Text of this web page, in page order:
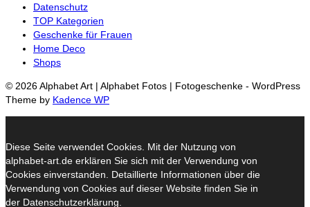
Datenschutz
TOP Kategorien
Geschenke für Frauen
Home Deco
Shops
© 2026 Alphabet Art | Alphabet Fotos | Fotogeschenke - WordPress
Theme by Kadence WP
Diese Seite verwendet Cookies. Mit der Nutzung von
alphabet-art.de erklären Sie sich mit der Verwendung von
Cookies einverstanden. Detaillierte Informationen über die
Verwendung von Cookies auf dieser Website finden Sie in
der Datenschutzerklärung.